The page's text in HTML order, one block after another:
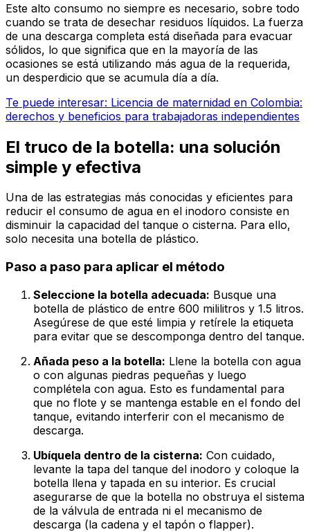
Este alto consumo no siempre es necesario, sobre todo
cuando se trata de desechar residuos líquidos. La fuerza
de una descarga completa está diseñada para evacuar
sólidos, lo que significa que en la mayoría de las
ocasiones se está utilizando más agua de la requerida,
un desperdicio que se acumula día a día.
Te puede interesar: Licencia de maternidad en Colombia:
derechos y beneficios para trabajadoras independientes
El truco de la botella: una solución
simple y efectiva
Una de las estrategias más conocidas y eficientes para
reducir el consumo de agua en el inodoro consiste en
disminuir la capacidad del tanque o cisterna. Para ello,
solo necesita una botella de plástico.
Paso a paso para aplicar el método
Seleccione la botella adecuada: Busque una
botella de plástico de entre 600 mililitros y 1.5 litros.
Asegúrese de que esté limpia y retírele la etiqueta
para evitar que se descomponga dentro del tanque.
Añada peso a la botella: Llene la botella con agua
o con algunas piedras pequeñas y luego
complétela con agua. Esto es fundamental para
que no flote y se mantenga estable en el fondo del
tanque, evitando interferir con el mecanismo de
descarga.
Ubíquela dentro de la cisterna: Con cuidado,
levante la tapa del tanque del inodoro y coloque la
botella llena y tapada en su interior. Es crucial
asegurarse de que la botella no obstruya el sistema
de la válvula de entrada ni el mecanismo de
descarga (la cadena y el tapón o flapper).